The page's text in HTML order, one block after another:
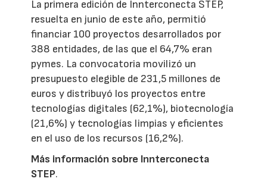
La primera edición de Innterconecta STEP,
resuelta en junio de este año, permitió
financiar 100 proyectos desarrollados por
388 entidades, de las que el 64,7% eran
pymes. La convocatoria movilizó un
presupuesto elegible de 231,5 millones de
euros y distribuyó los proyectos entre
tecnologías digitales (62,1%), biotecnología
(21,6%) y tecnologías limpias y eficientes
en el uso de los recursos (16,2%).
Más información sobre Innterconecta
STEP.